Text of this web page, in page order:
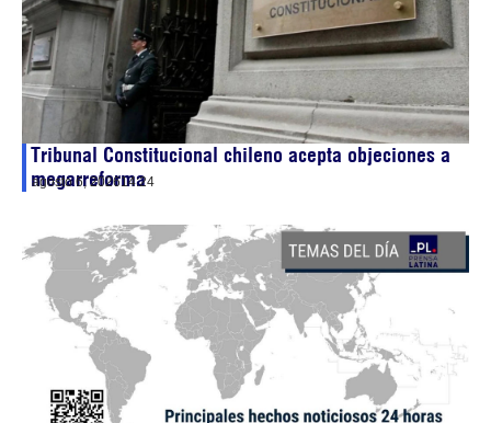
Tribunal Constitucional chileno acepta objeciones a
megarreforma
agosto 6, 202614:24